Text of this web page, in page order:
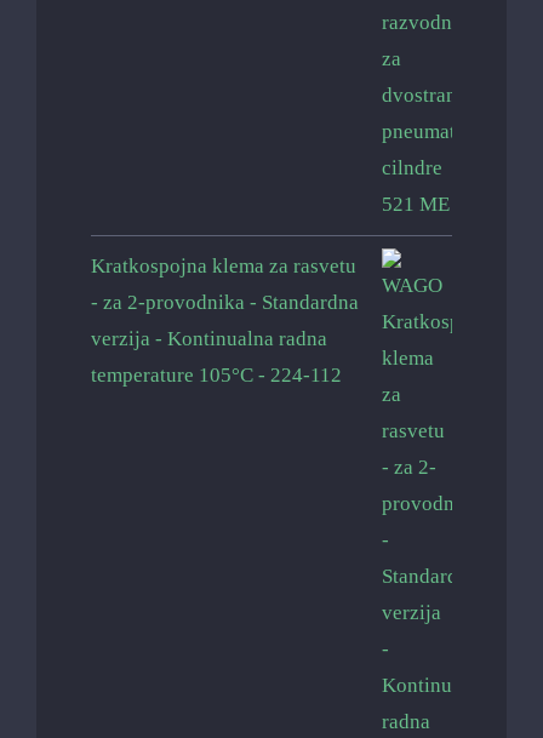
Kratkospojna klema za rasvetu
- za 2-provodnika - Standardna
verzija - Kontinualna radna
temperature 105°C - 224-112